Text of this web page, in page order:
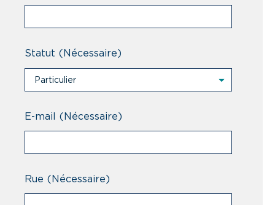
Statut (Nécessaire)
Particulier
Professionnel
E-mail (Nécessaire)
Rue (Nécessaire)